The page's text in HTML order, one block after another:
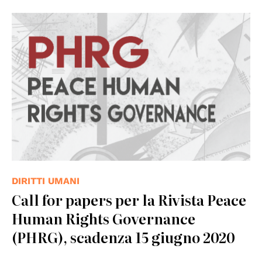
DIRITTI UMANI
Call for papers per la Rivista Peace
Human Rights Governance
(PHRG), scadenza 15 giugno 2020